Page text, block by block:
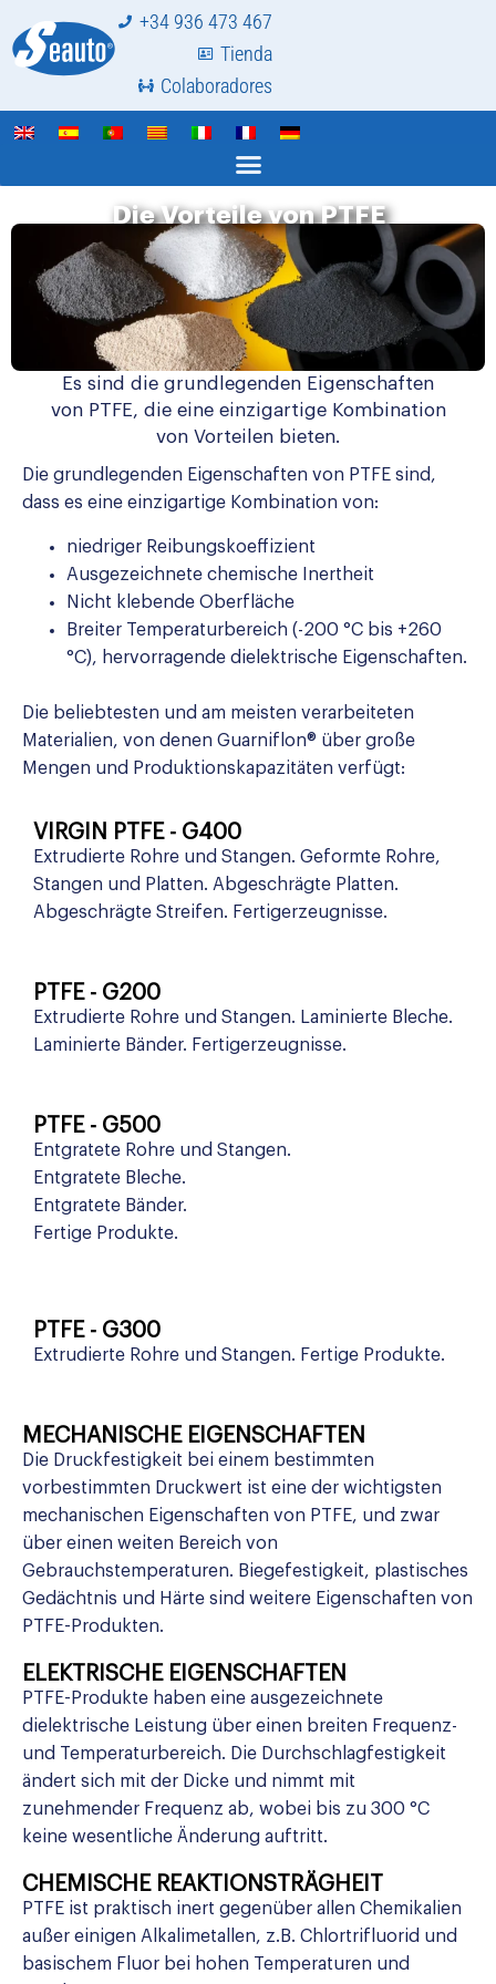
+34 936 473 467
Tienda
Colaboradores
Die Vorteile von PTFE
Es sind die grundlegenden Eigenschaften
von PTFE, die eine einzigartige Kombination
von Vorteilen bieten.
Die grundlegenden Eigenschaften von PTFE sind,
dass es eine einzigartige Kombination von:
niedriger Reibungskoeffizient
Ausgezeichnete chemische Inertheit
Nicht klebende Oberfläche
Breiter Temperaturbereich (-200 °C bis +260
°C), hervorragende dielektrische Eigenschaften.
Die beliebtesten und am meisten verarbeiteten
Materialien, von denen Guarniflon® über große
Mengen und Produktionskapazitäten verfügt:
VIRGIN PTFE - G400
Extrudierte Rohre und Stangen. Geformte Rohre,
Stangen und Platten. Abgeschrägte Platten.
Abgeschrägte Streifen. Fertigerzeugnisse.
PTFE - G200
Extrudierte Rohre und Stangen. Laminierte Bleche.
Laminierte Bänder. Fertigerzeugnisse.
PTFE - G500
Entgratete Rohre und Stangen.
Entgratete Bleche.
Entgratete Bänder.
Fertige Produkte.
PTFE - G300
Extrudierte Rohre und Stangen. Fertige Produkte.
MECHANISCHE EIGENSCHAFTEN
Die Druckfestigkeit bei einem bestimmten
vorbestimmten Druckwert ist eine der wichtigsten
mechanischen Eigenschaften von PTFE, und zwar
über einen weiten Bereich von
Gebrauchstemperaturen. Biegefestigkeit, plastisches
Gedächtnis und Härte sind weitere Eigenschaften von
PTFE-Produkten.
ELEKTRISCHE EIGENSCHAFTEN
PTFE-Produkte haben eine ausgezeichnete
dielektrische Leistung über einen breiten Frequenz-
und Temperaturbereich. Die Durchschlagfestigkeit
ändert sich mit der Dicke und nimmt mit
zunehmender Frequenz ab, wobei bis zu 300 °C
keine wesentliche Änderung auftritt.
CHEMISCHE REAKTIONSTRÄGHEIT
PTFE ist praktisch inert gegenüber allen Chemikalien
außer einigen Alkalimetallen, z.B. Chlortrifluorid und
basischem Fluor bei hohen Temperaturen und